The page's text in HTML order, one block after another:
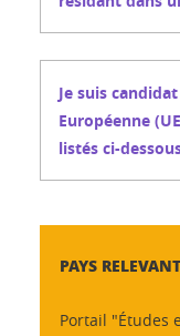
Au vu de votre
LE PORTAIL
A SAVOIR :
Je suis
Européenne
listés ci-
Au vu de
En fonction
PAYS
Portail "Études